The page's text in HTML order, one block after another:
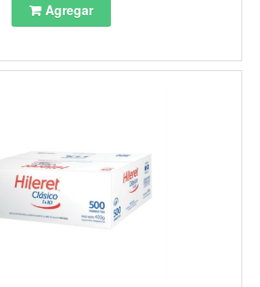
Agregar